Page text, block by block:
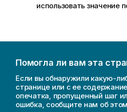
использовать значение
Помогла ли вам эта
Если вы обнаружили какую-
странице или с ее
опечатка, пропущенный шаг
ошибка, сообщите нам об